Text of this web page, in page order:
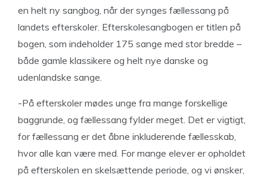
en helt ny sangbog, når der synges fællessang på
landets efterskoler. Efterskolesangbogen er titlen på
bogen, som indeholder 175 sange med stor bredde –
både gamle klassikere og helt nye danske og
udenlandske sange.
-På efterskoler mødes unge fra mange forskellige
baggrunde, og fællessang fylder meget. Det er vigtigt,
for fællessang er det åbne inkluderende fællesskab,
hvor alle kan være med. For mange elever er opholdet
på efterskolen en skelsættende periode, og vi ønsker,